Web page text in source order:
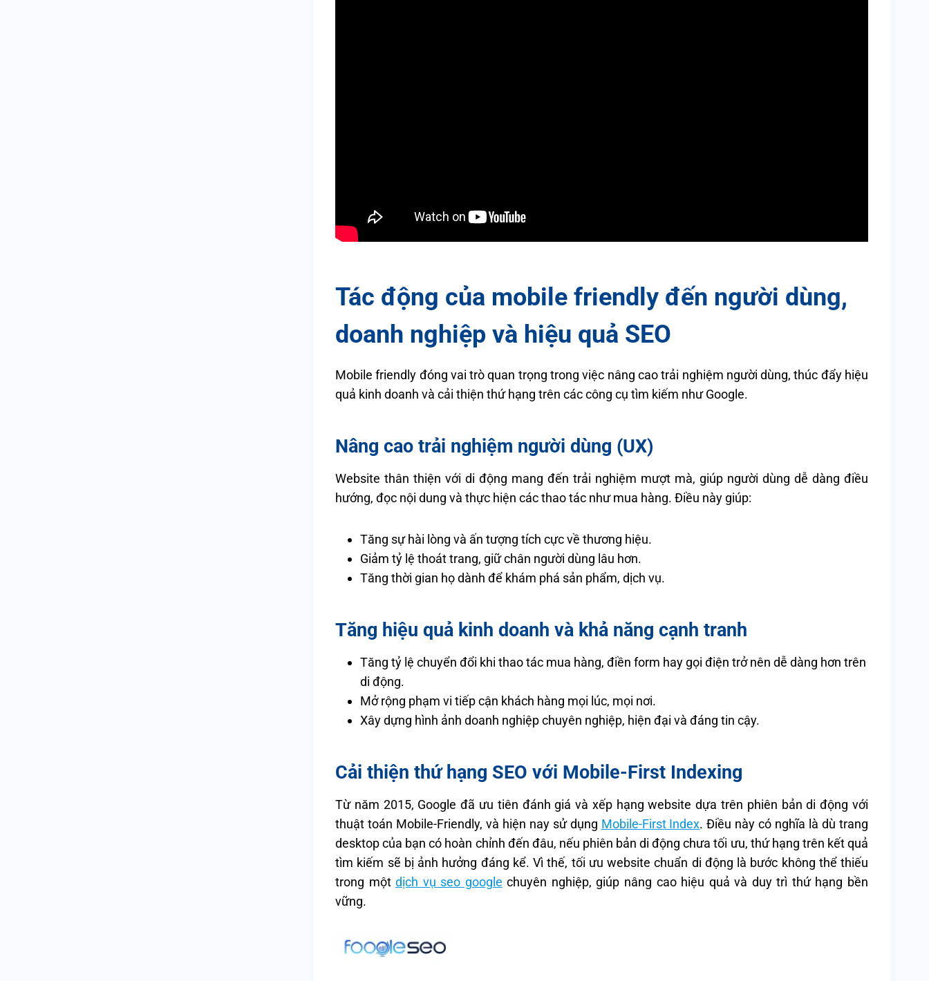
Tác động của mobile friendly đến người dùng,
doanh nghiệp và hiệu quả SEO
Mobile friendly đóng vai trò quan trọng trong việc nâng cao trải nghiệm người dùng, thúc đẩy hiệu
quả kinh doanh và cải thiện thứ hạng trên các công cụ tìm kiếm như Google.
Nâng cao trải nghiệm người dùng (UX)
Website thân thiện với di động mang đến trải nghiệm mượt mà, giúp người dùng dễ dàng điều
hướng, đọc nội dung và thực hiện các thao tác như mua hàng. Điều này giúp:
Tăng sự hài lòng và ấn tượng tích cực về thương hiệu.
Giảm tỷ lệ thoát trang, giữ chân người dùng lâu hơn.
Tăng thời gian họ dành để khám phá sản phẩm, dịch vụ.
Tăng hiệu quả kinh doanh và khả năng cạnh tranh
Tăng tỷ lệ chuyển đổi khi thao tác mua hàng, điền form hay gọi điện trở nên dễ dàng hơn trên
di động.
Mở rộng phạm vi tiếp cận khách hàng mọi lúc, mọi nơi.
Xây dựng hình ảnh doanh nghiệp chuyên nghiệp, hiện đại và đáng tin cậy.
Cải thiện thứ hạng SEO với Mobile-First Indexing
Từ năm 2015, Google đã ưu tiên đánh giá và xếp hạng website dựa trên phiên bản di động với
thuật toán Mobile-Friendly, và hiện nay sử dụng Mobile-First Index. Điều này có nghĩa là dù trang
desktop của bạn có hoàn chỉnh đến đâu, nếu phiên bản di động chưa tối ưu, thứ hạng trên kết quả
tìm kiếm sẽ bị ảnh hưởng đáng kể. Vì thế, tối ưu website chuẩn di động là bước không thể thiếu
trong mộtdịch vụ seo google chuyên nghiệp, giúp nâng cao hiệu quả và duy trì thứ hạng bền
vững.